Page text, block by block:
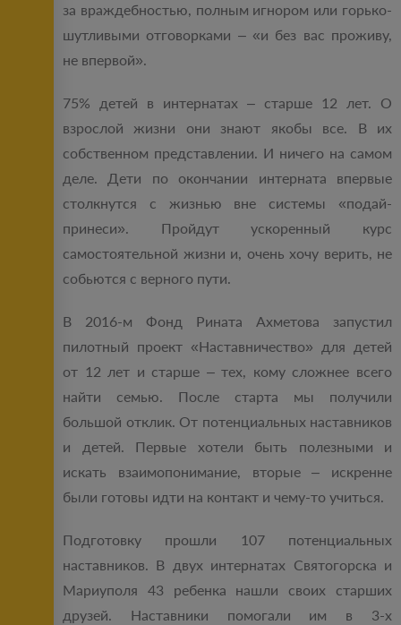
за враждебностью, полным игнором или горько-
шутливыми отговорками – «и без вас проживу,
не впервой».
75% детей в интернатах – старше 12 лет. О
взрослой жизни они знают якобы все. В их
собственном представлении. И ничего на самом
деле. Дети по окончании интерната впервые
столкнутся с жизнью вне системы «подай-
принеси». Пройдут ускоренный курс
самостоятельной жизни и, очень хочу верить, не
собьются с верного пути.
В 2016-м Фонд Рината Ахметова запустил
пилотный проект «Наставничество» для детей
от 12 лет и старше – тех, кому сложнее всего
найти семью. После старта мы получили
большой отклик. От потенциальных наставников
и детей. Первые хотели быть полезными и
искать взаимопонимание, вторые – искренне
были готовы идти на контакт и чему-то учиться.
Подготовку прошли 107 потенциальных
наставников. В двух интернатах Святогорска и
Мариуполя 43 ребенка нашли своих старших
друзей. Наставники помогали им в 3-х